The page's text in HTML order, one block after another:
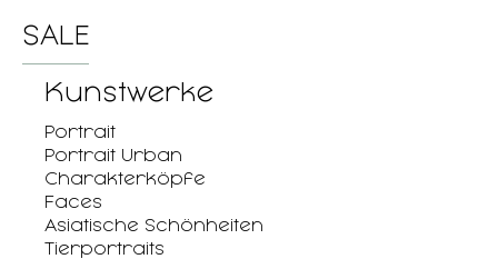
SALE
Kunstwerke
Portrait
Portrait Urban
Charakterköpfe
Faces
Asiatische Schönheiten
Tierportraits